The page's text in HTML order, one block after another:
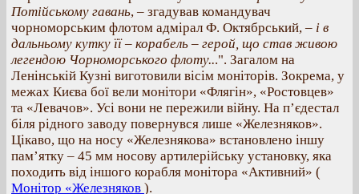
Потійському гавань, – згадував командувач
чорноморським флотом адмірал Ф. Октябрський, – і в
дальньому кутку її – корабель – герой, що став живою
легендою Чорноморського флоту...". Загалом на
Ленінській Кузні виготовили вісім моніторів. Зокрема, у
межах Києва бої вели монітори «Флягін», «Ростовцев»
та «Левачов». Усі вони не пережили війну. На п’єдестал
біля рідного заводу повернувся лише «Железняков».
Цікаво, що на носу «Железнякова» встановлено іншу
пам’ятку – 45 мм носову артилерійську установку, яка
походить від іншого корабля монітора «Активний» (
Монітор «Железняков ).